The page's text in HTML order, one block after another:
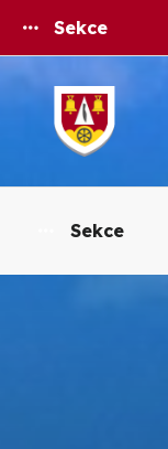
Sekce
Sekce